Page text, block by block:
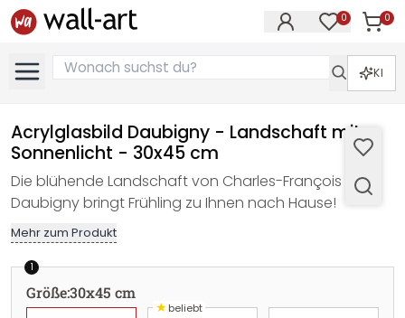
0 0
KI
Acrylglasbild Daubigny - Landschaft mit
Sonnenlicht - 30x45 cm
Die blühende Landschaft von Charles-François
Daubigny bringt Frühling zu Ihnen nach Hause!
Mehr zum Produkt
1
Größe:30x45 cm
★beliebt